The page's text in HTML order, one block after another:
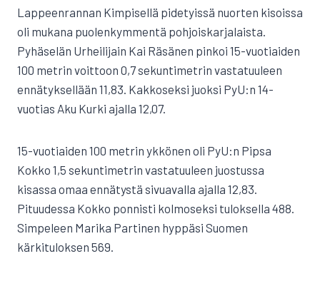
Lappeenrannan Kimpisellä pidetyissä nuorten kisoissa
oli mukana puolenkymmentä pohjoiskarjalaista.
Pyhäselän Urheilijain Kai Räsänen pinkoi 15-vuotiaiden
100 metrin voittoon 0,7 sekuntimetrin vastatuuleen
ennätyksellään 11,83. Kakkoseksi juoksi PyU:n 14-
vuotias Aku Kurki ajalla 12,07.
15-vuotiaiden 100 metrin ykkönen oli PyU:n Pipsa
Kokko 1,5 sekuntimetrin vastatuuleen juostussa
kisassa omaa ennätystä sivuavalla ajalla 12,83.
Pituudessa Kokko ponnisti kolmoseksi tuloksella 488.
Simpeleen Marika Partinen hyppäsi Suomen
kärkituloksen 569.